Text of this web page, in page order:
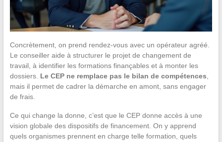
Concrètement, on prend rendez-vous avec un opérateur agréé.
Le conseiller aide à structurer le projet de changement de
travail, à identifier les formations finançables et à monter les
dossiers. Le CEP ne remplace pas le bilan de compétences
mais il permet de cadrer la démarche en amont, sans engager
de frais.
Ce qui change la donne, c’est que le CEP donne accès à une
vision globale des dispositifs de financement. On y apprend
quels organismes prennent en charge telle formation, quels